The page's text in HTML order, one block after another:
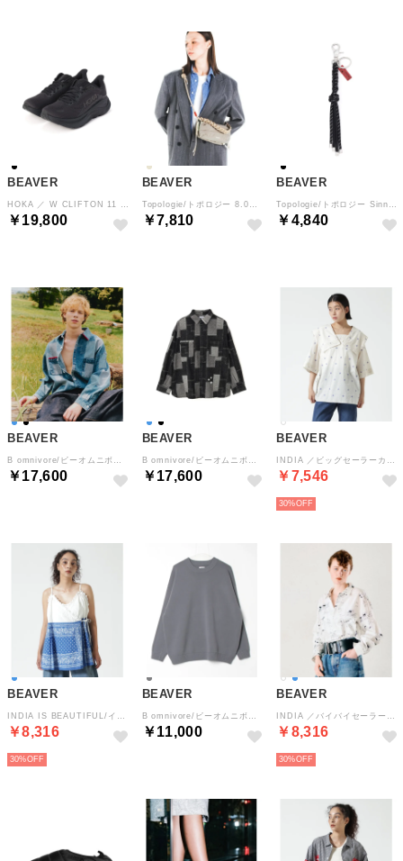
BEAVER
￥19,800
BEAVER
￥7,810
BEAVER
￥4,840
BEAVER
￥17,600
BEAVER
￥17,600
BEAVER
￥7,546
30%
BEAVER
￥8,316
30%
BEAVER
￥11,000
BEAVER
￥8,316
30%